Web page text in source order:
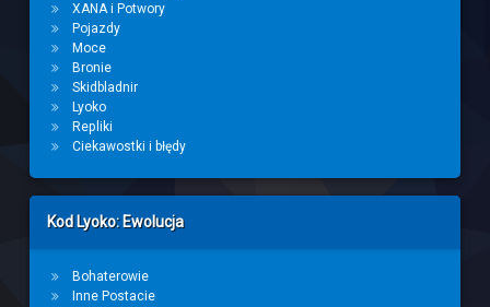
XANA i Potwory
Pojazdy
Moce
Bronie
Skidbladnir
Lyoko
Repliki
Ciekawostki i błędy
Kod Lyoko: Ewolucja
Bohaterowie
Inne Postacie